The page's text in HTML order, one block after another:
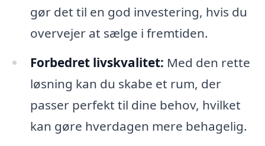
gør det til en god investering, hvis du
overvejer at sælge i fremtiden.
Forbedret livskvalitet: Med den rette
løsning kan du skabe et rum, der
passer perfekt til dine behov, hvilket
kan gøre hverdagen mere behagelig.